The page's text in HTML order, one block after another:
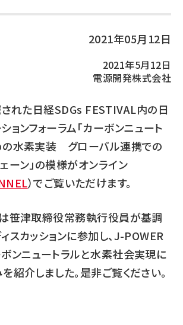
2021年05月12日
2021年5月12日
電源開発株式会社
れた日経SDGs FESTIVAL内の日
ョンフォーラム「カーボンニュート
の水素実装 グローバル連携での
ーン」の模様がオンライン
）でご覧いただけます。
笹津取締役常務執行役員が基調
スカッションに参加し、J-POWER
ンニュートラルと水素社会実現に
紹介しました。是非ご覧ください。